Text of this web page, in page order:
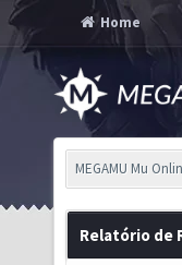
Home
MEGAMU Mu
Relatório de